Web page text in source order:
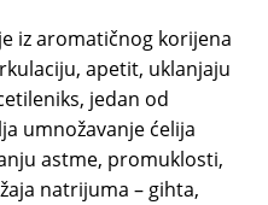
iz aromatičnog korijena
apetit, uklanjaju
jedan od
umnožavanje ćelija
astme, promuklosti,
natrijuma – gihta,